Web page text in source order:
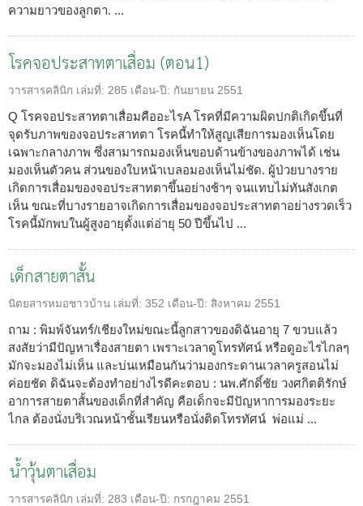
ความยาวของลูกตา. ...
โรคจอประสาทตาเสื่อม (ตอน1)
วารสารคลินิก เล่มที่: 285 เดือน-ปี: กันยายน 2551
Q โรคจอประสาทตาเสื่อมคืออะไรA โรคที่มีความผิดปกติเกิดขึ้นที่
จุดรับภาพของจอประสาทตา โรคนี้ทำให้สูญเสียการมองเห็นโดย
เฉพาะกลางภาพ ซึ่งสามารถมองเห็นขอบด้านข้างของภาพได้ เช่น
มองเห็นตัวคน ส่วนของใบหน้าเบลอมองเห็นไม่ชัด. ผู้ป่วยบางราย
เกิดการเสื่อมของจอประสาทตาขึ้นอย่างช้าๆ จนแทบไม่ทันสังเกต
เห็น ขณะที่บางรายอาจเกิดการเสื่อมของจอประสาทตาอย่างรวดเร็ว
โรคนี้มักพบในผู้สูงอายุตั้งแต่อ่ายุ 50 ปีขึ้นไป ...
เด็กสายตาสั้น
นิตยสารหมอชาวบ้าน เล่มที่: 352 เดือน-ปี: สิงหาคม 2551
ถาม : พิมพ์จันทร์/เชียงใหม่ขณะนี้ลูกสาวของดิฉันอายุ 7 ขวบแล้ว
สงสัยว่ามีปัญหาเรื่องสายตา เพราะเวลาดูโทรทัศน์ หรือดูอะไรไกลๆ
มักจะมองไม่เห็น และบ่นเหมือนกันว่ามองกระดานเวลาครูสอนไม่
ค่อยชัด ดิฉันจะต้องทำอย่างไรดีคะตอบ : นพ.ศักดิ์ชัย วงศกิตติรักษ์
อาการสายตาสั้นของเด็กที่สำคัญ คือเด็กจะมีปัญหาการมองระยะ
ไกล ต้องนั่งบริเวณหน้าชั้นเรียนหรือนั่งติดโทรทัศน์ พ่อแม่ ...
น้ำวุ้นตาเสื่อม
วารสารคลินิก เล่มที่: 283 เดือน-ปี: กรกฎาคม 2551